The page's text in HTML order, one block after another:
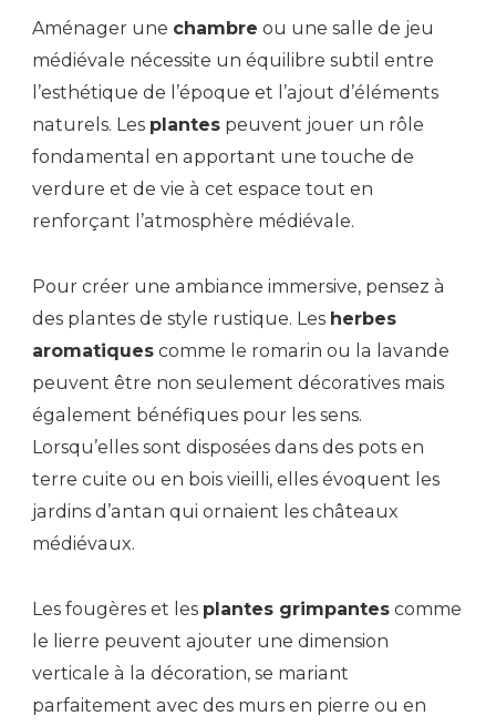
Aménager une chambre ou une salle de jeu
médiévale nécessite un équilibre subtil entre
l’esthétique de l’époque et l’ajout d’éléments
naturels. Les plantes peuvent jouer un rôle
fondamental en apportant une touche de
verdure et de vie à cet espace tout en
renforçant l’atmosphère médiévale.
Pour créer une ambiance immersive, pensez à
des plantes de style rustique. Les herbes
aromatiques comme le romarin ou la lavande
peuvent être non seulement décoratives mais
également bénéfiques pour les sens.
Lorsqu’elles sont disposées dans des pots en
terre cuite ou en bois vieilli, elles évoquent les
jardins d’antan qui ornaient les châteaux
médiévaux.
Les fougères et les plantes grimpantes comme
le lierre peuvent ajouter une dimension
verticale à la décoration, se mariant
parfaitement avec des murs en pierre ou en